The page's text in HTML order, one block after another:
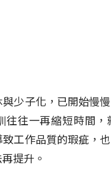
少子化，已開始慢
往往一再縮短時間
工作品質的瑕疵，
提升。